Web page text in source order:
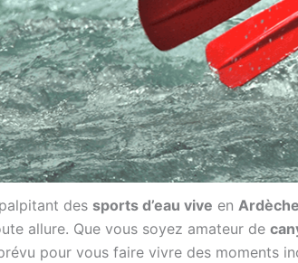
des sports d’eau vive en Ardèche
allure. Que vous soyez amateur de
pour vous faire vivre des moments